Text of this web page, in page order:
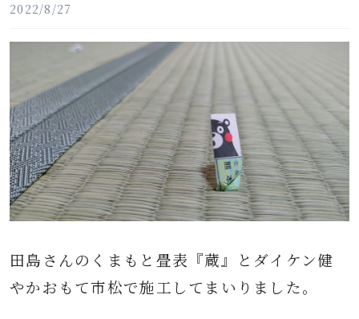
2022/8/27
田島さんのくまもと畳表『蔵』とダイケン健
やかおもて市松で施工してまいりました。